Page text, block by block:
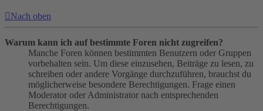
Nach oben
Warum kann ich auf bestimmte Foren nicht zugreifen?
Manche Foren können bestimmten Benutzern oder Gruppen
vorbehalten sein. Um diese einzusehen, Beiträge zu lesen, zu
schreiben oder andere Vorgänge durchzuführen, brauchst du
möglicherweise besondere Berechtigungen. Frage einen
Moderator oder Administrator nach entsprechenden
Berechtigungen.